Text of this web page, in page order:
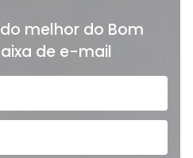
melhor do Bom
de e-mail